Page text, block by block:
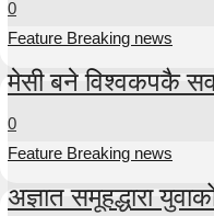
0
Feature Breaking news
मेसी बने विश्वकपकै
0
Feature Breaking news
अज्ञात समूहद्धारा